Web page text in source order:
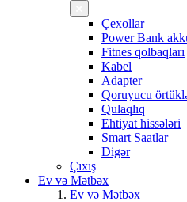
Çexollar
Power Bank
Fitnes qolbaqları
Kabel
Adapter
Qoruyucu
Qulaqlıq
Ehtiyat hissələri
Smart Saatlar
Digər
Çıxış
Ev və Mətbəx
Ev və Mətbəx